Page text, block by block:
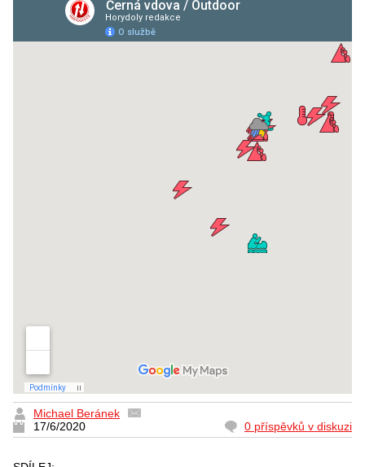
Michael Beránek
17/6/2020
0 příspěvků v diskuzi